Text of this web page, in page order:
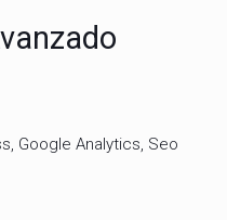
Google Analytics, Seo